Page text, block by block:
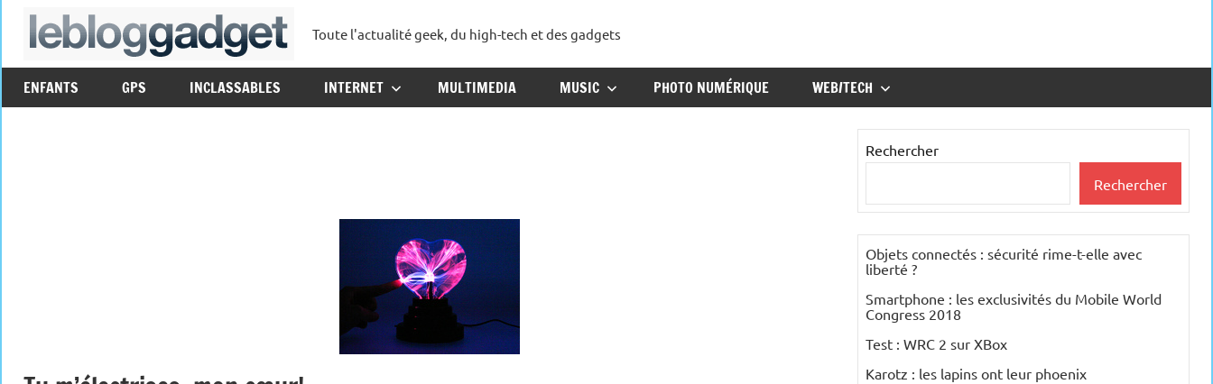
Aller
lebloggadget
Toute l'actualité geek, du high-tech et des gadgets
ENFANTS GPS INCLASSABLES INTERNET MULTIMEDIA MUSIC PHOTO NUMÉRIQUE WEB/TECH
Rechercher
Rechercher
Objets connectés : sécurité rime-t-elle avec
liberté ?
Smartphone : les exclusivités du Mobile World
Congress 2018
Test : WRC 2 sur XBox
Karotz : les lapins ont leur phoenix